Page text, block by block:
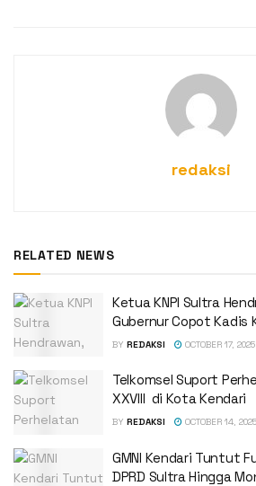
redaksi
RELATED NEWS
Ketua KNPI Sultra
Gubernur Copot Kadis
BY REDAKSI OCTOBER 17, 2025
Telkomsel Suport
XXVIII di Kota Kendari
BY REDAKSI OCTOBER 14, 2025
GMNI Kendari Tuntut
DPRD Sultra Hingga